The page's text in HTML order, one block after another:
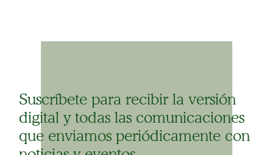
Suscríbete para recibir la versión
digital y todas las comunicaciones
que enviamos periódicamente con